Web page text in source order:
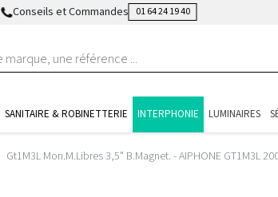
Conseils et Commandes 01 64 24 19 40
SANITAIRE & ROBINETTERIE INTERPHONIE LUMINAIRES
Gt1M3L Mon.M.Libres 3,5" B.Magnet. - AIPHONE GT1M3L